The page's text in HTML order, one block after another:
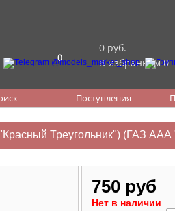
0
0 руб.
В избранном 0
Поступления
Треугольник") (ГАЗ ААА
750 руб
Нет в наличии